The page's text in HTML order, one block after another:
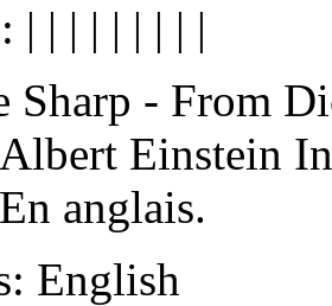
| | | | | | | | |
Sharp - From
Einstein
anglais.
English